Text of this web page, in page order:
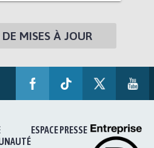
MISES À JOUR
ESPACE PRESSE